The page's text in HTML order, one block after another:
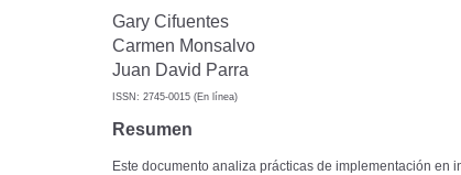
Gary Cifuentes
Carmen Monsalvo
Juan David Parra
ISSN: 2745-0015 (En línea)
Resumen
Este documento analiza prácticas de implementación